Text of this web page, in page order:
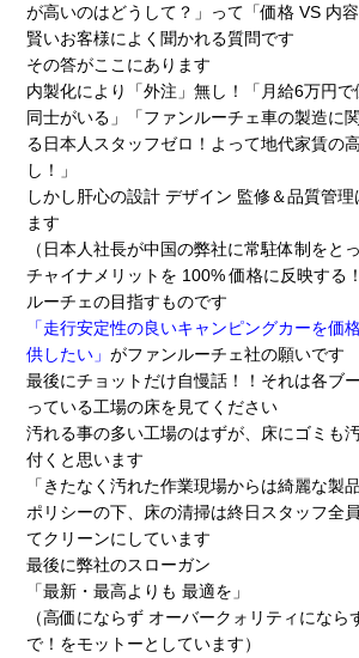
が高いのはどうして？」って「価格 VS 内
賢いお客様によく聞かれる質問です
その答がここにあります
内製化により「外注」無し！「月給6万円
同士がいる」「ファンルーチェ車の製造に
る日本人スタッフゼロ！よって地代家賃の
し！」
しかし肝心の設計 デザイン 監修＆品質管
ます
（日本人社長が中国の弊社に常駐体制をと
チャイナメリットを 100% 価格に反映する
ルーチェの目指すものです
「走行安定性の良いキャンピングカーを価
供したい」がファンルーチェ社の願いです
最後にチョットだけ自慢話！！それは各ブ
っている工場の床を見てください
汚れる事の多い工場のはずが、床にゴミも
付くと思います
「きたなく汚れた作業現場からは綺麗な製
ポリシーの下、床の清掃は終日スタッフ全
てクリーンにしています
最後に弊社のスローガン
「最新・最高よりも 最適を」
（高価にならず オーバークォリティにな
で！をモットーとしています）